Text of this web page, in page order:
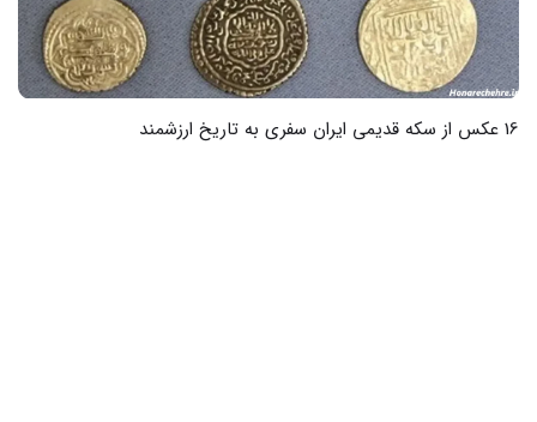
23 عکس از زیبایی دلار و سکه در دنیای تصویری